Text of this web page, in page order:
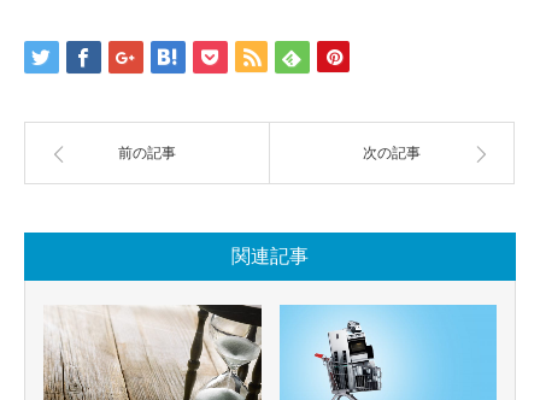
前の記事 次の記事
関連記事